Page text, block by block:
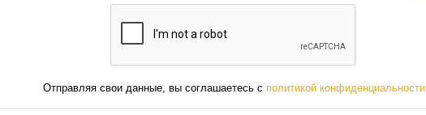
Отправляя свои данные, вы соглашаетесь с политикой конфиденциальности